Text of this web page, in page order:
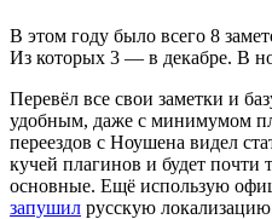
В этом году было всего 8
Из которых 3 — в декабре. В
Перевёл все свои заметки и
удобным, даже с минимумом
переездов с Ноушена видел
кучей плагинов и будет почти
основные. Ещё использую
запушил русскую